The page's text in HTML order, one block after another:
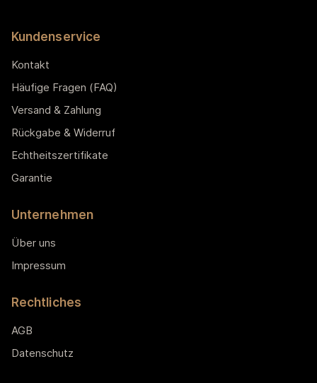
Kundenservice
Kontakt
Häufige Fragen (FAQ)
Versand & Zahlung
Rückgabe & Widerruf
Echtheitszertifikate
Garantie
Unternehmen
Über uns
Impressum
Rechtliches
AGB
Datenschutz